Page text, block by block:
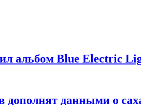
альбом Blue Electric
дополнят данными о